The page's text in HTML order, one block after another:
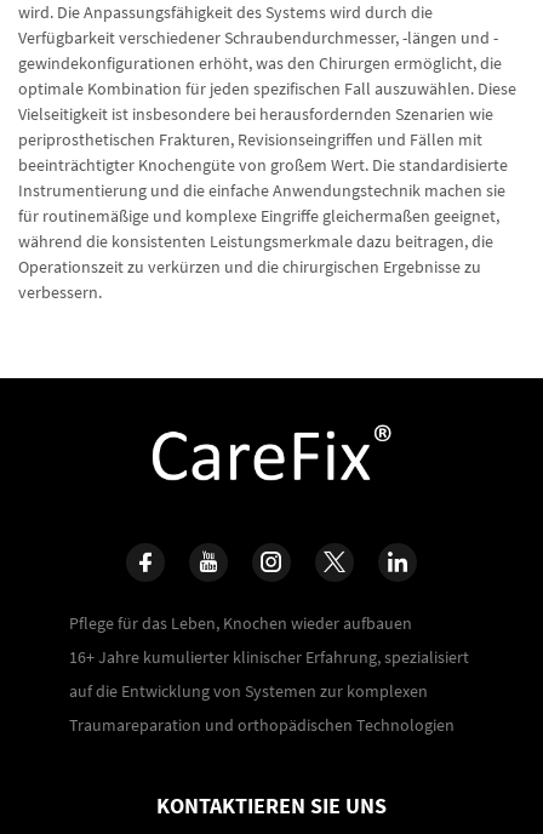
wird. Die Anpassungsfähigkeit des Systems wird durch die
Verfügbarkeit verschiedener Schraubendurchmesser, -längen und -
gewindekonfigurationen erhöht, was den Chirurgen ermöglicht, die
optimale Kombination für jeden spezifischen Fall auszuwählen. Diese
Vielseitigkeit ist insbesondere bei herausfordernden Szenarien wie
periprosthetischen Frakturen, Revisionseingriffen und Fällen mit
beeinträchtigter Knochengüte von großem Wert. Die standardisierte
Instrumentierung und die einfache Anwendungstechnik machen sie
für routinemäßige und komplexe Eingriffe gleichermaßen geeignet,
während die konsistenten Leistungsmerkmale dazu beitragen, die
Operationszeit zu verkürzen und die chirurgischen Ergebnisse zu
verbessern.
Pflege für das Leben, Knochen wieder aufbauen
16+ Jahre kumulierter klinischer Erfahrung, spezialisiert
auf die Entwicklung von Systemen zur komplexen
Traumareparation und orthopädischen Technologien
KONTAKTIEREN SIE UNS